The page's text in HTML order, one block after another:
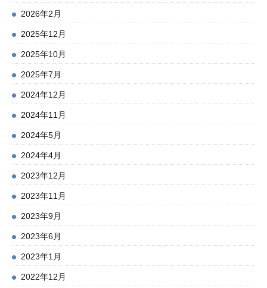
2026年2月
2025年12月
2025年10月
2025年7月
2024年12月
2024年11月
2024年5月
2024年4月
2023年12月
2023年11月
2023年9月
2023年6月
2023年1月
2022年12月